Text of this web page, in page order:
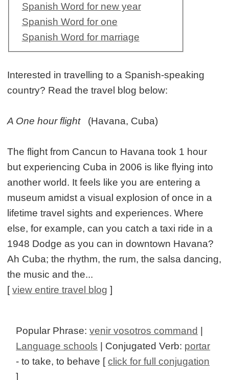
Spanish Word for new year
Spanish Word for one
Spanish Word for marriage
Interested in travelling to a Spanish-speaking
country? Read the travel blog below:
A One hour flight(Havana, Cuba)
The flight from Cancun to Havana took 1 hour
but experiencing Cuba in 2006 is like flying into
another world. It feels like you are entering a
museum amidst a visual explosion of once in a
lifetime travel sights and experiences. Where
else, for example, can you catch a taxi ride in a
1948 Dodge as you can in downtown Havana?
Ah Cuba; the rhythm, the rum, the salsa dancing,
the music and the...
[view entire travel blog ]
Popular Phrase:venir vosotros command |
Language schools | Conjugated Verb: portar
- to take, to behave [click for full conjugation
]